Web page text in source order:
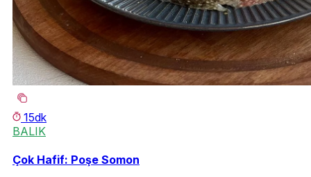
15dk
BALIK
Çok Hafif: Poşe Somon